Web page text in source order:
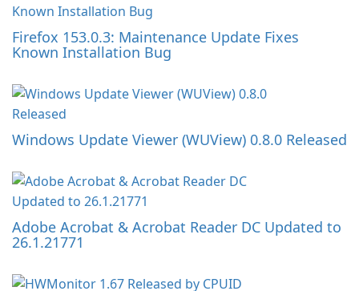
Firefox 153.0.3: Maintenance Update Fixes
Known Installation Bug
Windows Update Viewer (WUView) 0.8.0 Released
Adobe Acrobat & Acrobat Reader DC Updated to
26.1.21771